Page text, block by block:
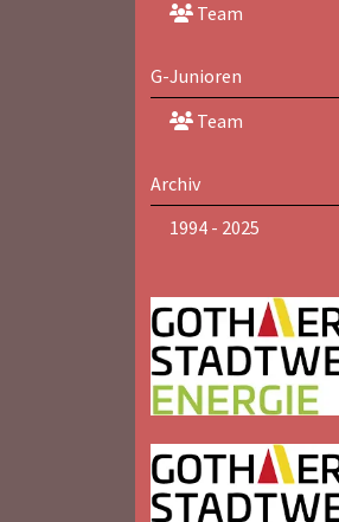
Team
G-Junioren
Team
Archiv
1994 - 2025